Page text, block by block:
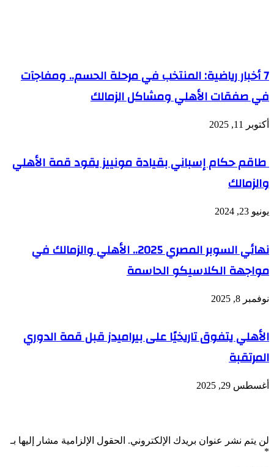
7 أخبار رياضية: المنتخب في مرحلة الحسم.. ومفاجآت
في صفقات الأهلي ومشاكل الزمالك
أكتوبر 11, 2025
طاقم حكام إسباني بقيادة مونييز يقود قمة الأهلي
والزمالك
يونيو 23, 2024
نهائي السوبر المصري 2025.. الأهلي والزمالك في
مواجهة الكلاسيكو الحاسمة
نوفمبر 8, 2025
الأهلي يتفوق تاريخيًا على بيراميدز قبل قمة الدوري
المرتقبة
أغسطس 29, 2025
لن يتم نشر عنوان بريدك الإلكتروني. الحقول الإلزامية مشار إليها بـ
*